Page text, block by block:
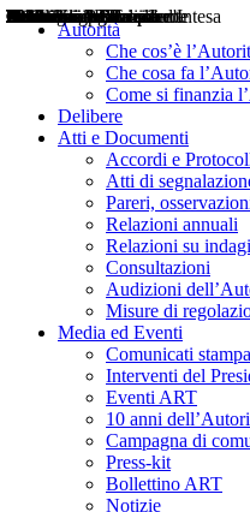
Autorità
Che cos’è
Che cosa fa
Come si finanzia
Delibere
Atti e Documenti
Accordi e
Atti di
Pareri,
Relazioni annuali
Relazioni su
Consultazioni
Audizioni
Misure di
Media ed Eventi
Comunicati stampa
Interventi del
Eventi ART
10 anni
Campagna di
Press-kit
Bollettino ART
Notizie
Delibere
Pareri
Consultazioni
Audizioni
Atti di Segnalazione
Accordi e Protocolli d'Intesa
Relazioni annuali
Misure di regolazione
Notizie
Comunicati Stampa
Bollettini ART
Convegni ART
Interviste del Presidente
Articoli in primo piano
Interventi del Presidente
2004
2005
2010
2013
2014
2015
2016
2017
2018
2019
202
2020
2021
2022
2023
2024
2025
2026
Aereo
Marittimo
Terrestre